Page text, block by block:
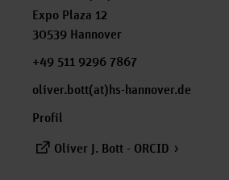
Expo Plaza 12
30539 Hannover
+49 511 9296 7867
oliver.bott(at)hs-hannover.de
Profil
Oliver J. Bott - ORCID